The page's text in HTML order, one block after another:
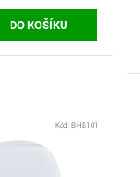
Kód:BHB101